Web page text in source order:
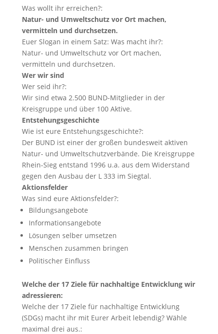
Was wollt ihr erreichen?:
Natur- und Umweltschutz vor Ort machen,
vermitteln und durchsetzen.
Euer Slogan in einem Satz: Was macht ihr?:
Natur- und Umweltschutz vor Ort machen,
vermitteln und durchsetzen.
Wer wir sind
Wer seid ihr?:
Wir sind etwa 2.500 BUND-Mitglieder in der
Kreisgruppe und über 100 Aktive.
Entstehungsgeschichte
Wie ist eure Entstehungsgeschichte?:
Der BUND ist einer der großen bundesweit aktiven
Natur- und Umweltschutzverbände. Die Kreisgruppe
Rhein-Sieg entstand 1996 u.a. aus dem Widerstand
gegen den Ausbau der L 333 im Siegtal.
Aktionsfelder
Was sind eure Aktionsfelder?:
Bildungsangebote
Informationsangebote
Lösungen selber umsetzen
Menschen zusammen bringen
Politischer Einfluss
Welche der 17 Ziele für nachhaltige Entwicklung wir
adressieren:
Welche der 17 Ziele für nachhaltige Entwicklung
(SDGs) macht ihr mit Eurer Arbeit lebendig? Wähle
maximal drei aus.: